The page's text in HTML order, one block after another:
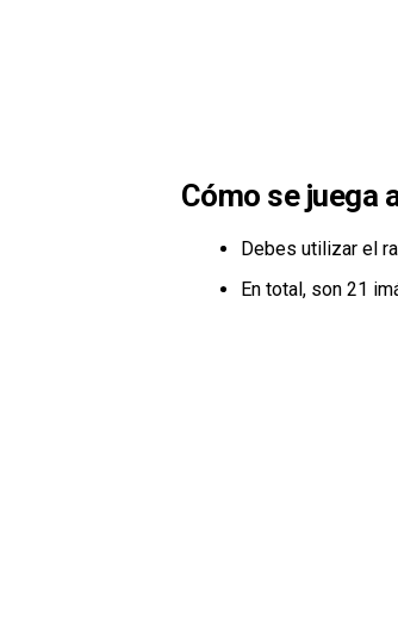
Cómo se juega
Debes utilizar el
En total, son 21